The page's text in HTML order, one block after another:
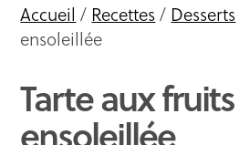
Accueil / Recettes/ Desserts
ensoleillée
Tarte aux fruits
ensoleillée